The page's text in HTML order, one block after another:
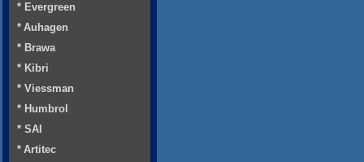
* Evergreen
* Auhagen
* Brawa
* Kibri
* Viessman
* Humbrol
* SAI
* Artitec